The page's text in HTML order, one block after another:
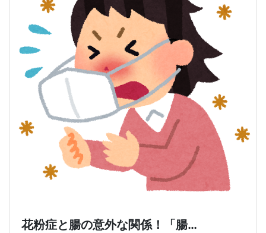
花粉症と腸の意外な関係！「腸…